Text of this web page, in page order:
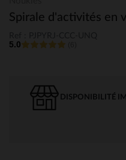
Spirale d'activités en
5.0
DISPONIBILITÉ